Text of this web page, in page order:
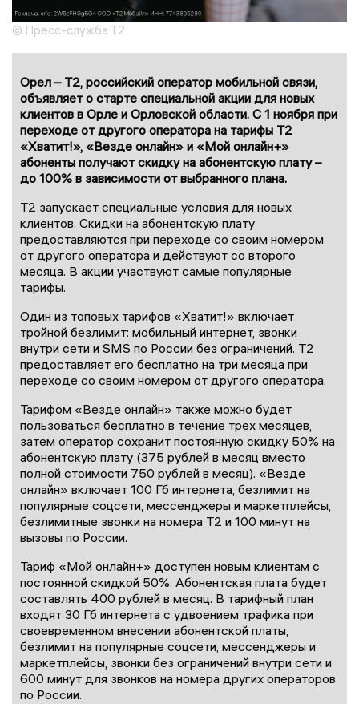
© Пресс-служба T2
Орел – Т2, российский оператор мобильной связи,
объявляет о старте специальной акции для новых
клиентов в Орле и Орловской области. С 1 ноября при
переходе от другого оператора на тарифы Т2
«Хватит!», «Везде онлайн» и «Мой онлайн+»
абоненты получают скидку на абонентскую плату –
до 100% в зависимости от выбранного плана.
Т2 запускает специальные условия для новых
клиентов. Скидки на абонентскую плату
предоставляются при переходе со своим номером
от другого оператора и действуют со второго
месяца. В акции участвуют самые популярные
тарифы.
Один из топовых тарифов «Хватит!» включает
тройной безлимит: мобильный интернет, звонки
внутри сети и SMS по России без ограничений. Т2
предоставляет его бесплатно на три месяца при
переходе со своим номером от другого оператора.
Тарифом «Везде онлайн» также можно будет
пользоваться бесплатно в течение трех месяцев,
затем оператор сохранит постоянную скидку 50% на
абонентскую плату (375 рублей в месяц вместо
полной стоимости 750 рублей в месяц). «Везде
онлайн» включает 100 Гб интернета, безлимит на
популярные соцсети, мессенджеры и маркетплейсы,
безлимитные звонки на номера Т2 и 100 минут на
вызовы по России.
Тариф «Мой онлайн+» доступен новым клиентам с
постоянной скидкой 50%. Абонентская плата будет
составлять 400 рублей в месяц. В тарифный план
входят 30 Гб интернета с удвоением трафика при
своевременном внесении абонентской платы,
безлимит на популярные соцсети, мессенджеры и
маркетплейсы, звонки без ограничений внутри сети и
600 минут для звонков на номера других операторов
по России.